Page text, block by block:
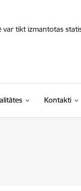
tikt izmantotas
Kontakti